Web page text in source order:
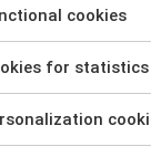
av
information,
cookies
for statistics